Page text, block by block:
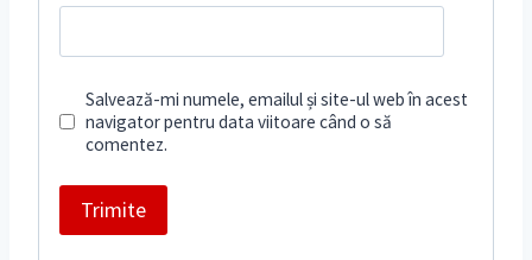
Salvează-mi numele, emailul și site-ul web în acest
navigator pentru data viitoare când o să
comentez.